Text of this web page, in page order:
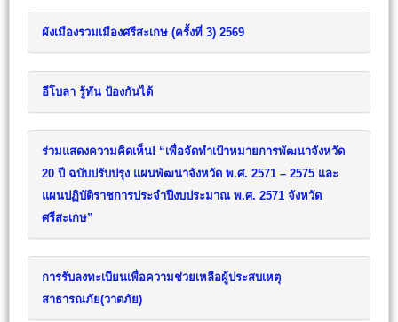
ผังเมืองรวมเมืองศรีสะเกษ (ครั้งที่ 3) 2569
อีโบลา รู้ทัน ป้องกันได้
ร่วมแสดงความคิดเห็น! “เพื่อจัดทำเป้าหมายการพัฒนาจังหวัด
20 ปี ฉบับปรับปรุง แผนพัฒนาจังหวัด พ.ศ. 2571 – 2575 และ
แผนปฏิบัติราชการประจำปีงบประมาณ พ.ศ. 2571 จังหวัด
ศรีสะเกษ”
การรับลงทะเบียนเพื่อความช่วยเหลือผู้ประสบเหตุ
สาธารณภัย(วาตภัย)